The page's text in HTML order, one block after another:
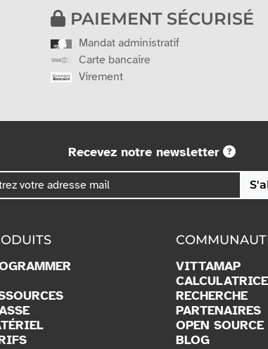
PAIEMENT SÉCURISÉ
Mandat administratif
Carte bancaire
Virement
Recevez notre newsletter
VITTAMAP
RECHERCHE
PARTENAIRES
OPEN SOURCE
BLOG